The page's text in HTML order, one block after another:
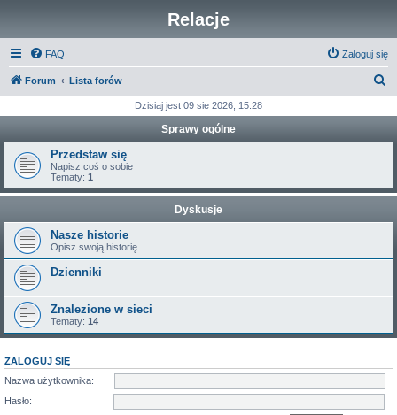
Relacje
FAQ Zaloguj się
Forum Lista forów
k
j
Dzisiaj jest 09 sie 2026, 15:28
Sprawy ogólne
Przedstaw się
Napisz coś o sobie
Tematy: 1
Dyskusje
Nasze historie
Opisz swoją historię
Dzienniki
Znalezione w sieci
Tematy: 14
ZALOGUJ SIĘ
Nazwa użytkownika:
Hasło: